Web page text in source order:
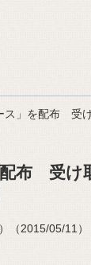
」を配布 受
布 受け
（2015/05/11）